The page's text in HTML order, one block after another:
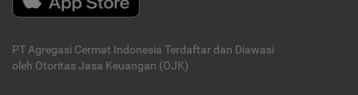
PT Agregasi Cermat Indonesia Terdaftar dan Diawasi
oleh Otoritas Jasa Keuangan (OJK)